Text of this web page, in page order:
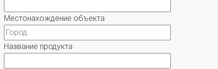
Местонахождение объекта
Название продукта